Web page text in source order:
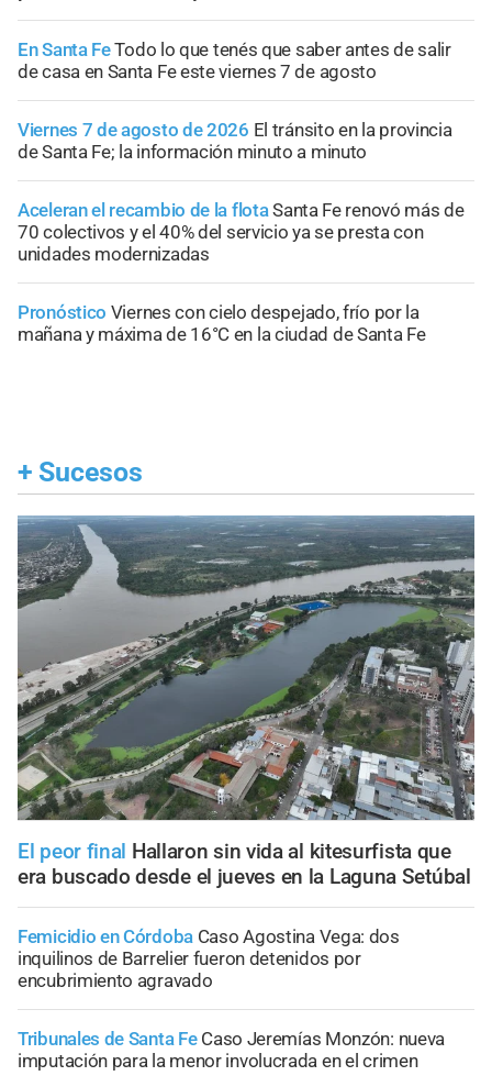
En Santa FeTodo lo que tenés que saber antes de salir
de casa en Santa Fe este viernes 7 de agosto
Viernes 7 de agosto de 2026 El tránsito en la provincia
de Santa Fe; la información minuto a minuto
Aceleran el recambio de la flotaSanta Fe renovó más de
70 colectivos y el 40% del servicio ya se presta con
unidades modernizadas
Pronóstico Viernes con cielo despejado, frío por la
mañana y máxima de 16°C en la ciudad de Santa Fe
+ Sucesos
El peor final Hallaron sin vida al kitesurfista que
era buscado desde el jueves en la Laguna Setúbal
Femicidio en Córdoba Caso Agostina Vega: dos
inquilinos de Barrelier fueron detenidos por
encubrimiento agravado
Tribunales de Santa Fe Caso Jeremías Monzón: nueva
imputación para la menor involucrada en el crimen